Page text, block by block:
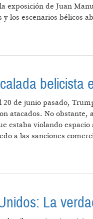
exposición de Juan
y los escenarios bélicos
belicista
20 de junio pasado,
atacados. No
estaba violando
a las sanciones
La